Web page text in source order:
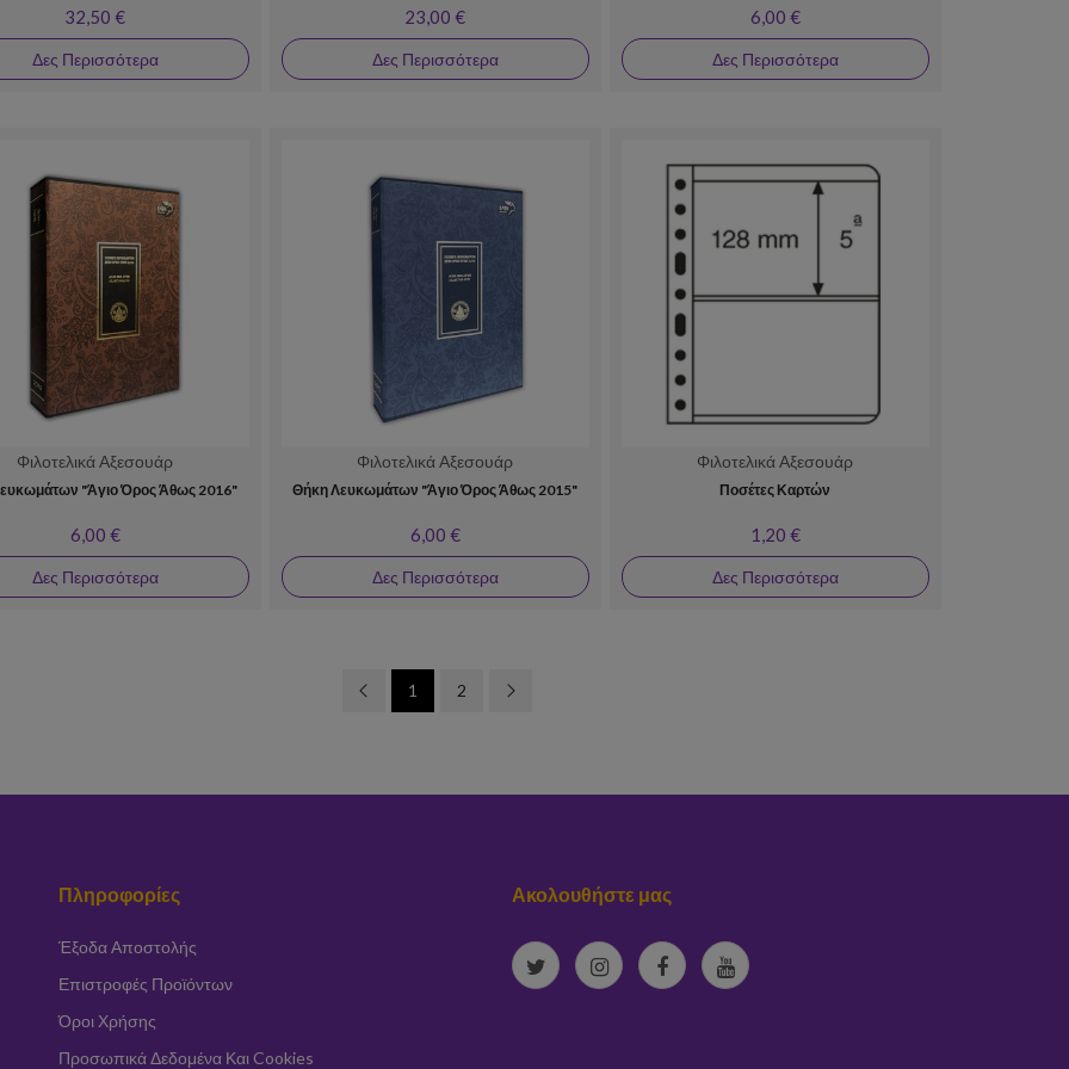
32,50 €
Δες Περισσότερα
23,00 €
Δες Περισσότερα
6,00 €
Δες Περισσότερα
Φιλοτελικά Αξεσουάρ
"Άγιο Όρος Άθως 2016"
6,00 €
Δες Περισσότερα
Φιλοτελικά Αξεσουάρ
Θήκη Λευκωμάτων "Άγιο Όρος Άθως 2015"
6,00 €
Δες Περισσότερα
Φιλοτελικά Αξεσουάρ
Ποσέτες Καρτών
1,20 €
Δες Περισσότερα
1 2
Πληροφορίες
Έξοδα Αποστολής
Επιστροφές Προϊόντων
Όροι Χρήσης
Προσωπικά Δεδομένα Και Cookies
Ακολουθήστε μας